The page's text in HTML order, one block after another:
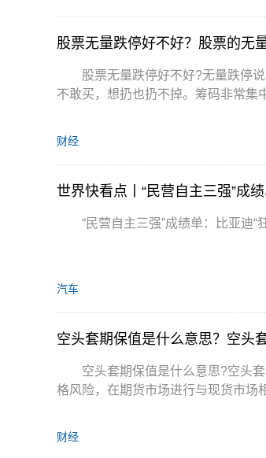
股票无量跌停好不好？股票的无
股票无量跌停好不好?无量跌停
不敢买，想扔也扔不掉。筹码非常集
财经
世界快看点丨“民营自主三强”成
“民营自主三强”成绩单：比亚迪“
汽车
空头套期保值是什么意思？空头
空头套期保值是什么意思?空头
格风险，在期货市场进行与现货市场
财经